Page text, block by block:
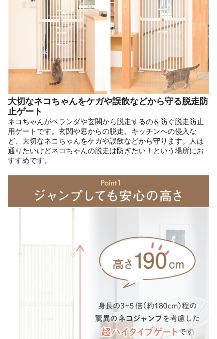
大切なネコちゃんをケガや誤飲などから守る脱走防
止ゲート
ネコちゃんがベランダや玄関から脱走するのを防ぐ脱走防止
用ゲートです。玄関や窓からの脱走、キッチンへの侵入な
ど、大切なネコちゃんをケガや誤飲などから守ります。人は
通りたいけどネコちゃんの脱走は防ぎたい！という場所にお
すすめです。